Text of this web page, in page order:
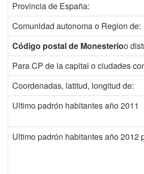
Provincia de España:
Comunidad autonoma o Region de:
Código postal de Monesterioo
Para CP de la capital o ciudades
Coordenadas, latitud, longitud de:
Ultimo padrón habitantes año 2011
Ultimo padrón habitantes año